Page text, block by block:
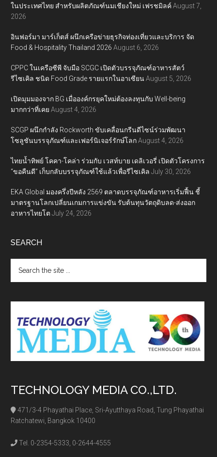
ในประเทศไทย สำหรับผลิตภัณฑ์นมเชียงใหม่ เฟรชมิลค์ August 7,
2026
อินฟอร์มา มาร์เก็ตส์ ผนึกเครือข่ายธุรกิจท่องเที่ยวและบริการ จัด
Food & Hospitality Thailand 2026 August 6, 2026
CPPC ในเครือซีพี จับมือ SCGC เปิดตัวบรรจุภัณฑ์อาหารสัตว์
รีไซเคิล ชนิด Food Grade รายแรกในอาเซียน August 5, 2026
เปิดมุมมองจาก BG เมื่อองค์กรยุคใหม่ต้องลงทุนกับ Well-being
มากกว่าที่เคย August 4, 2026
SCGP ผนึกกำลัง Rockworth ขับเคลื่อนกรีนดีไซน์ร่วมพัฒนา
โซลูชันบรรจุภัณฑ์และเฟอร์นิเจอร์รักษ์โลก August 4, 2026
ไทยน้ำทิพย์ โคคา-โคล่า ร่วมกับ เวสท์บาย เดลิเวอรี่ เปิดตัวโครงการ
“ขอคืนดี” เก็บกลับบรรจุภัณฑ์ใช้แล้วเพื่อรีไซเคิล July 30, 2026
EKA Global มองครึ่งปีหลัง 2569 ตลาดบรรจุภัณฑ์อาหารเริ่มฟื้น ชี้
มาตรฐานโลกเปลี่ยนเกมการแข่งขัน รับต้นทุนวัตถุดิบลด-ส่งออก
อาหารไทยโต July 24, 2026
SEARCH
the
TECHNOLOGY MEDIA CO.,LTD.
471/3-4 Phayathai Place, Sri-Ayutthaya Road, Tung Phayathai
Ratchatewi, Bangkok 10400
Tel. 0-2354-5333, 0-2644-4555